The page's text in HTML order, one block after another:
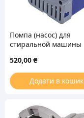
Помпа (насос) для
стиральной машины
520,00 ₴
Додати в кошик